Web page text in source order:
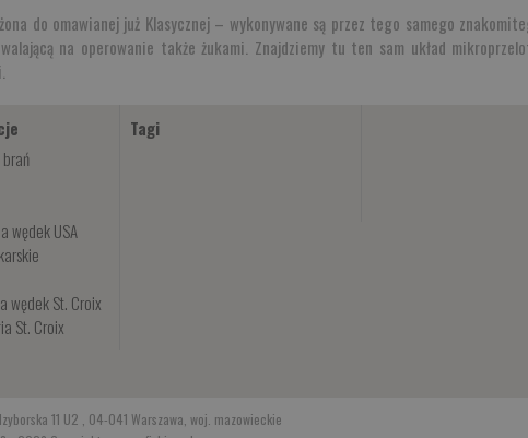
do omawianej już Klasycznej – wykonywane są przez tego samego
na operowanie także żukami. Znajdziemy tu ten sam układ
wędek USA
wędek St. Croix
St. Croix
Tagi
11 U2 , 04-041 Warszawa, woj. mazowieckie